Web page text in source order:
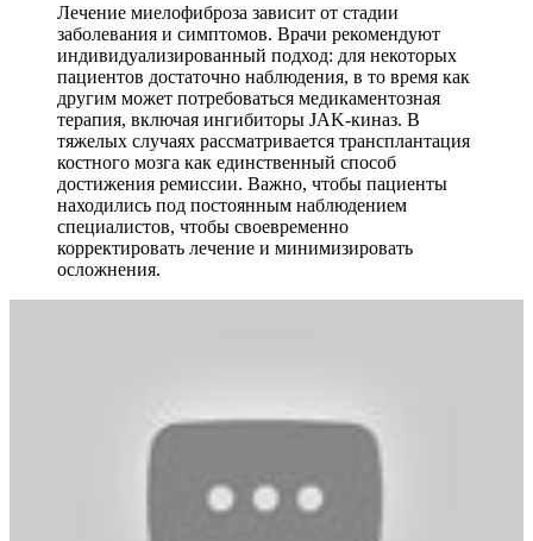
Лечение миелофиброза зависит от стадии
заболевания и симптомов. Врачи рекомендуют
индивидуализированный подход: для некоторых
пациентов достаточно наблюдения, в то время как
другим может потребоваться медикаментозная
терапия, включая ингибиторы JAK-киназ. В
тяжелых случаях рассматривается трансплантация
костного мозга как единственный способ
достижения ремиссии. Важно, чтобы пациенты
находились под постоянным наблюдением
специалистов, чтобы своевременно
корректировать лечение и минимизировать
осложнения.